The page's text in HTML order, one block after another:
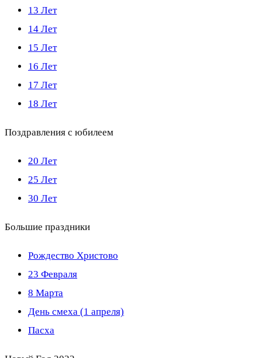
13 Лет
14 Лет
15 Лет
16 Лет
17 Лет
18 Лет
Поздравления с юбилеем
20 Лет
25 Лет
30 Лет
Большие праздники
Рождество Христово
23 Февраля
8 Марта
День смеха (1 апреля)
Пасха